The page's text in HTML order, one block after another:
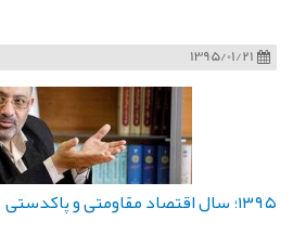
1395/01/21
۱۳۹۵؛ سال اقتصاد مقاومتی و پاکدستی